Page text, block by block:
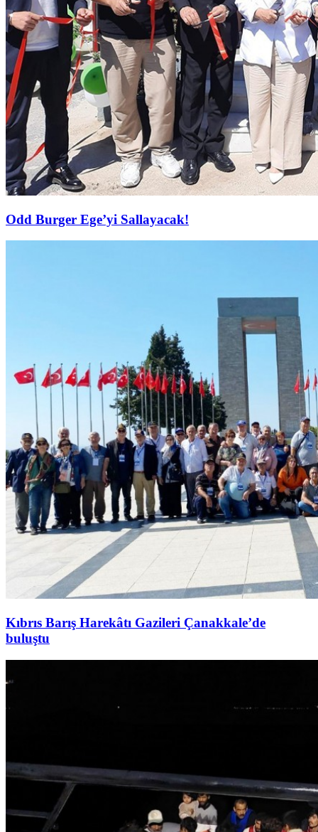
Odd Burger Ege’yi Sallayacak!
Kıbrıs Barış Harekâtı Gazileri Çanakkale’de
buluştu